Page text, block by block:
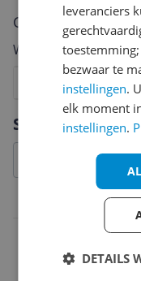
Specificaties
Cijfer
Welk cijfer geef jij
4
3
2
leveranciers
bezwaar te
instellingen.
elk moment
instellingen.
DETAILS